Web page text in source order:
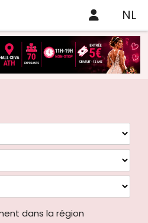
NL
dans la région